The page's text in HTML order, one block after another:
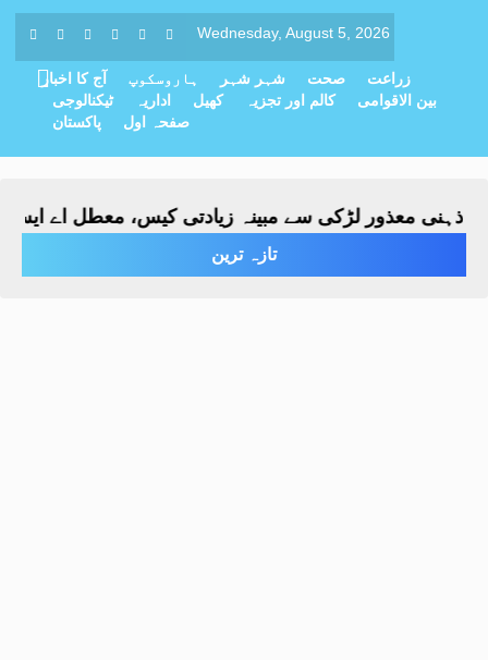
Wednesday, August 5, 2026
آج کا اخبار ہاروسکوپ شہر شہر صحت
زراعت
ٹیکنالوجی
اداریہ کھیل کالم اور تجزیہ
بین الاقوامی
پاکستان
صفحہ اول
معذور لڑکی سے مبینہ زیادتی کیس، معطل اے ایس آئی
تازہ ترین